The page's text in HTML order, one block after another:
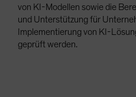
von KI-Modellen sowie die
und Unterstützung für
Implementierung von KI-
geprüft werden.